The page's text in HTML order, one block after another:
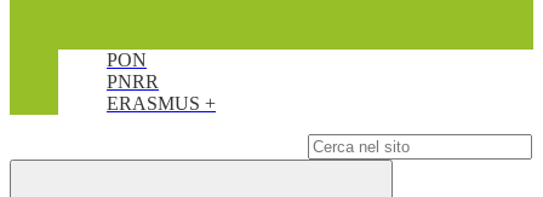
PON
PNRR
ERASMUS +